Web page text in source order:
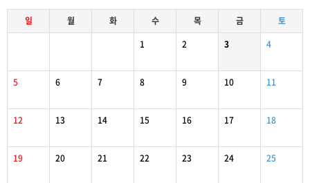
일 월 화 수 목 금
토
1
2 3 4
5 6 7 8 9 10 11
12 13 14 15 16 17 18
19 20 21 22 23 24 25